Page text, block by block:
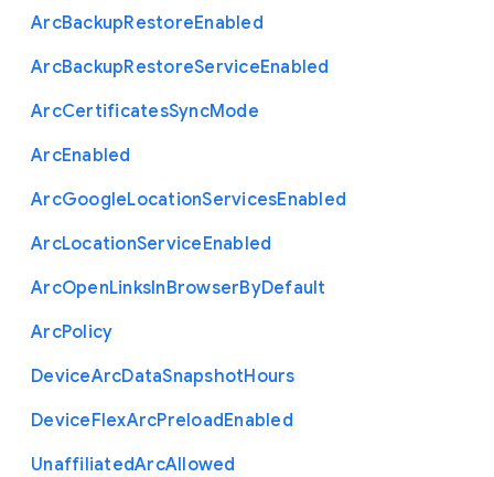
ArcBackupRestoreEnabled
ArcBackupRestoreServiceEnabled
ArcCertificatesSyncMode
ArcEnabled
ArcGoogleLocationServicesEnabled
ArcLocationServiceEnabled
ArcOpenLinksInBrowserByDefault
ArcPolicy
DeviceArcDataSnapshotHours
DeviceFlexArcPreloadEnabled
UnaffiliatedArcAllowed